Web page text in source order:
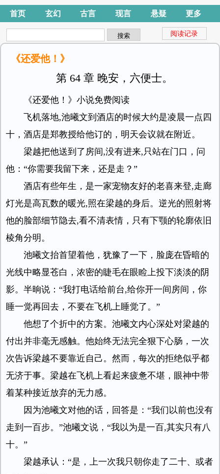
首页 玄幻 古言 现言 悬疑 更多
阅读记录
《还爱他！》
第 64 章 晚安，六便士。
《还爱他！》小说免费阅读
飞机落地,池曦文到酒店的时候大约是凌晨一点四
十，酒店是郑教授给他订的，明天会议就在附近。
梁越把他送到了房间,没有进来,只站在门口，问
他：“你需要我留下来，还是走？”
酒店有些年生，是一家宠物友好的老喜来登,走廊
灯光是高瓦数的暖光,照在梁越的身后。逆光的照射将
他的脸部细节隐去,看不清表情，只有下颚的轮廓依旧
棱角分明。
池曦文抬首望着他，犹豫了一下，脸庞在昏暗的
光线中略显苍白，浓密的睫毛在眼睑上投下淡淡的阴
影。半晌说：“我打电话给前台,给你开一间房间，你
睡一觉再回去，不要在飞机上睡觉了。”
他想了个折中的方案。池曦文内心深处对梁越的
付出并非毫无感触。他始终无法完全狠下心肠，一次
次告诉梁越不要靠近自己。然而，每次的拒绝似乎都
无济于事。梁越在飞机上看起来疲惫不堪，眼神中带
着某种接近放弃的无力感。
因为池曦文对他的话，回答是：“我们以前也没有
走到一百步。”池曦文说，“我以为是一百,其实只有八
十。”
梁越承认：“是，上一次我只朝你走了二十、或者